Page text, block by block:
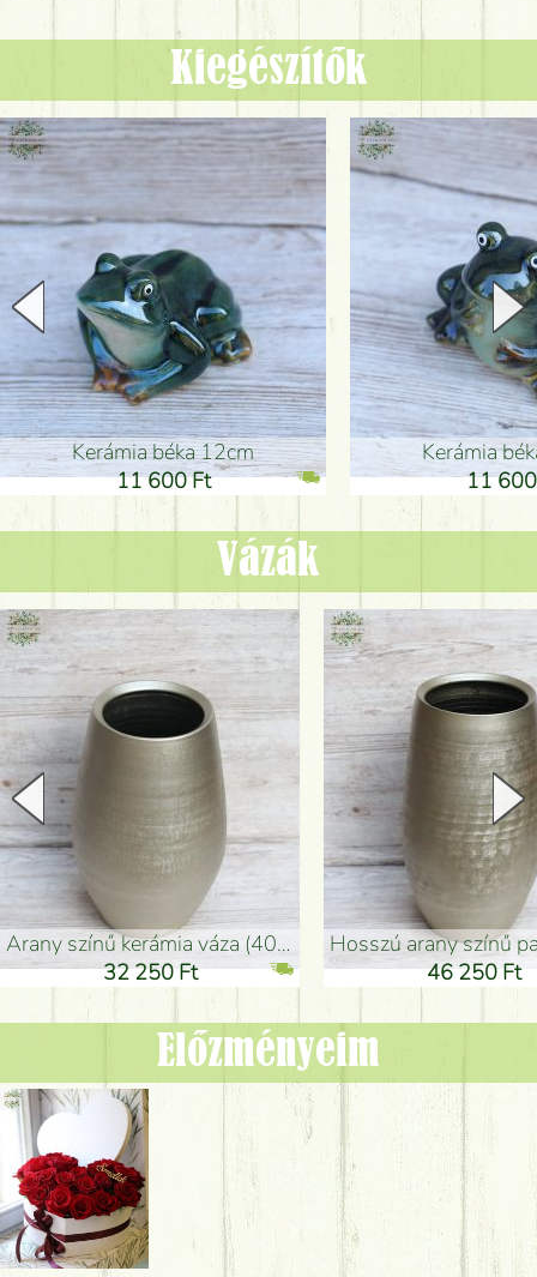
Kiegészítők
Kerámia béka 12cm
11 600 Ft
Kerámia
11
Vázák
arany színű kerámia váza (40x26cm)
32 250 Ft
hosszú arany színű
46 250 Ft
Előzményeim